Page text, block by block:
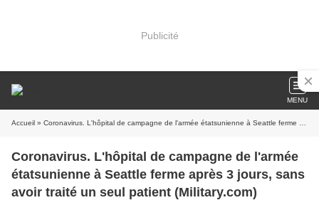
Publicité
MENU
Accueil » Coronavirus. L'hôpital de campagne de l'armée étatsunienne à Seattle ferme après 3 jours, sans avoir traité un seul patient (Military.com)
Coronavirus. L'hôpital de campagne de l'armée
étatsunienne à Seattle ferme après 3 jours, sans
avoir traité un seul patient (Military.com)